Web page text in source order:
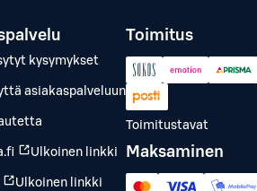
kysymykset
asiakaspalveluun
Ulkoinen linkki
Ulkoinen linkki
Toimitus
Toimitustavat
Maksaminen